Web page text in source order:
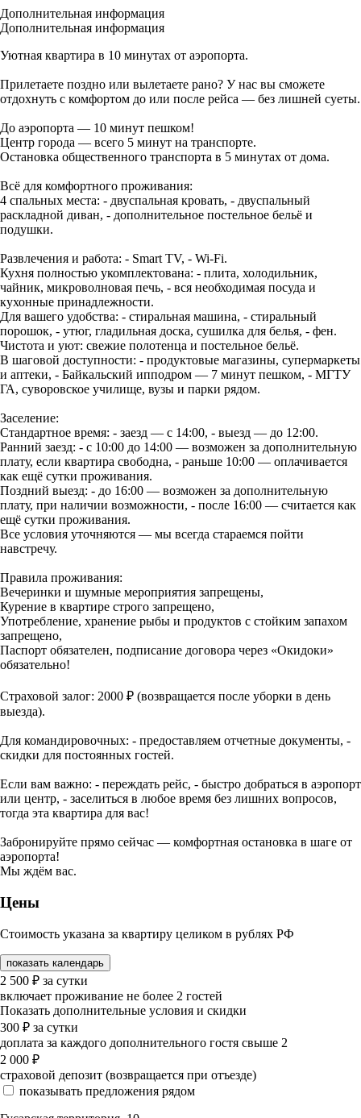
Дополнительная информация
Дополнительная информация
Уютная квартира в 10 минутах от аэропорта.
Прилетаете поздно или вылетаете рано? У нас вы сможете
отдохнуть с комфортом до или после рейса — без лишней суеты.
До аэропорта — 10 минут пешком!
Центр города — всего 5 минут на транспорте.
Остановка общественного транспорта в 5 минутах от дома.
Всё для комфортного проживания:
4 спальных места: - двуспальная кровать, - двуспальный
раскладной диван, - дополнительное постельное бельё и
подушки.
Развлечения и работа: - Smart TV, - Wi-Fi.
Кухня полностью укомплектована: - плита, холодильник,
чайник, микроволновая печь, - вся необходимая посуда и
кухонные принадлежности.
Для вашего удобства: - стиральная машина, - стиральный
порошок, - утюг, гладильная доска, сушилка для белья, - фен.
Чистота и уют: свежие полотенца и постельное бельё.
В шаговой доступности: - продуктовые магазины, супермаркеты
и аптеки, - Байкальский ипподром — 7 минут пешком, - МГТУ
ГА, суворовское училище, вузы и парки рядом.
Заселение:
Стандартное время: - заезд — с 14:00, - выезд — до 12:00.
Ранний заезд: - с 10:00 до 14:00 — возможен за дополнительную
плату, если квартира свободна, - раньше 10:00 — оплачивается
как ещё сутки проживания.
Поздний выезд: - до 16:00 — возможен за дополнительную
плату, при наличии возможности, - после 16:00 — считается как
ещё сутки проживания.
Все условия уточняются — мы всегда стараемся пойти
навстречу.
Правила проживания:
Вечеринки и шумные мероприятия запрещены,
Курение в квартире строго запрещено,
Употребление, хранение рыбы и продуктов с стойким запахом
запрещено,
Паспорт обязателен, подписание договора через «Окидоки»
обязательно!
Страховой залог: 2000 ₽ (возвращается после уборки в день
выезда).
Для командировочных: - предоставляем отчетные документы, -
скидки для постоянных гостей.
Если вам важно: - переждать рейс, - быстро добраться в аэропорт
или центр, - заселиться в любое время без лишних вопросов,
тогда эта квартира для вас!
Забронируйте прямо сейчас — комфортная остановка в шаге от
аэропорта!
Мы ждём вас.
Цены
Стоимость указана за квартиру целиком в рублях РФ
показать календарь
2 500 ₽ за сутки
включает проживание не более 2 гостей
Показать дополнительные условия и скидки
300 ₽ за сутки
доплата за каждого дополнительного гостя свыше 2
2 000 ₽
страховой депозит (возвращается при отъезде)
показывать предложения рядом